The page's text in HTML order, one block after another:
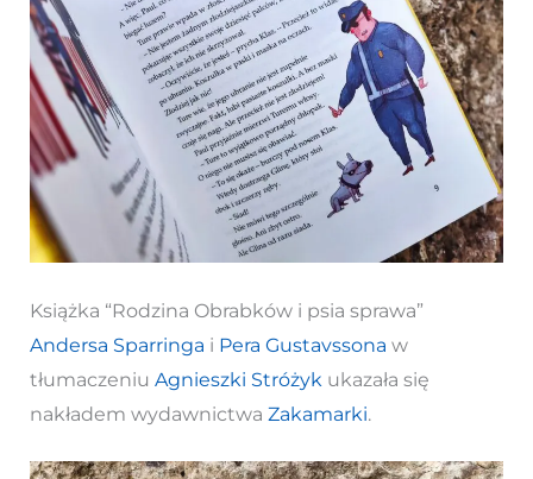
Książka “Rodzina Obrabków i psia sprawa”
Andersa Sparringa i Pera Gustavssona w
tłumaczeniu Agnieszki Stróżyk ukazała się
nakładem wydawnictwa Zakamarki.